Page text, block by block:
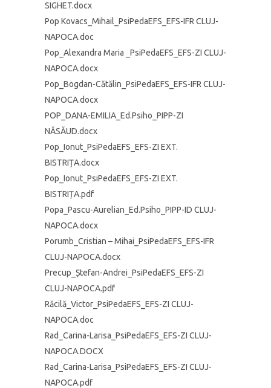
SIGHET.docx
Pop Kovacs_Mihail_PsiPedaEFS_EFS-IFR CLUJ-
NAPOCA.doc
Pop_Alexandra Maria _PsiPedaEFS_EFS-ZI CLUJ-
NAPOCA.docx
Pop_Bogdan-Cătălin_PsiPedaEFS_EFS-IFR CLUJ-
NAPOCA.docx
POP_DANA-EMILIA_Ed.Psiho_PIPP-ZI
NĂSĂUD.docx
Pop_Ionut_PsiPedaEFS_EFS-ZI EXT.
BISTRIȚA.docx
Pop_Ionut_PsiPedaEFS_EFS-ZI EXT.
BISTRIȚA.pdf
Popa_Pascu-Aurelian_Ed.Psiho_PIPP-ID CLUJ-
NAPOCA.docx
Porumb_Cristian – Mihai_PsiPedaEFS_EFS-IFR
CLUJ-NAPOCA.docx
Precup_Ștefan-Andrei_PsiPedaEFS_EFS-ZI
CLUJ-NAPOCA.pdf
Răcilă_Victor_PsiPedaEFS_EFS-ZI CLUJ-
NAPOCA.doc
Rad_Carina-Larisa_PsiPedaEFS_EFS-ZI CLUJ-
NAPOCA.DOCX
Rad_Carina-Larisa_PsiPedaEFS_EFS-ZI CLUJ-
NAPOCA.pdf